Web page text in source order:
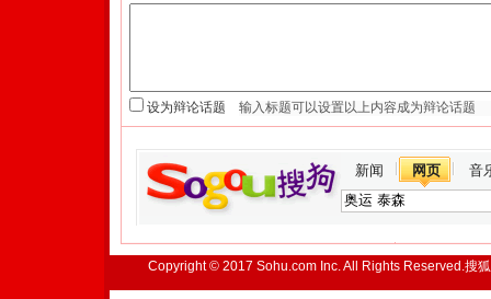
设为辩论话题
新闻 网页 音
Copyright © 2017 Sohu.com Inc. All Rights Reserved.搜